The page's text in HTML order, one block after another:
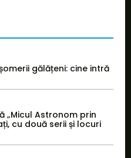
gălățeni: cine intră
„Micul Astronom prin
cu două serii și locuri